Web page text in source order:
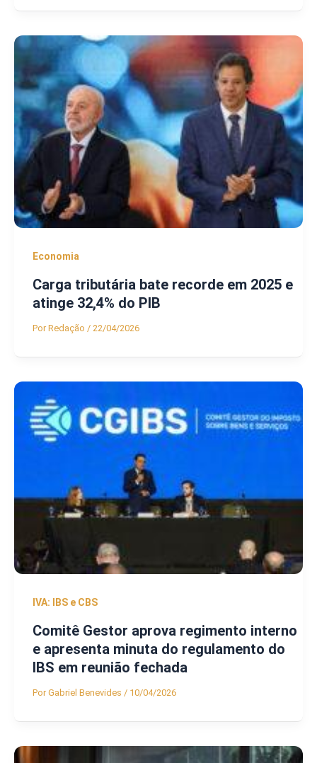
Economia
Carga tributária bate recorde em 2025 e
atinge 32,4% do PIB
PorRedação / 22/04/2026
IVA: IBS e CBS
Comitê Gestor aprova regimento interno
e apresenta minuta do regulamento do
IBS em reunião fechada
PorGabriel Benevides / 10/04/2026